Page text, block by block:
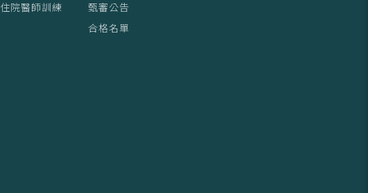
住院醫師訓練
甄審公告
合格名單